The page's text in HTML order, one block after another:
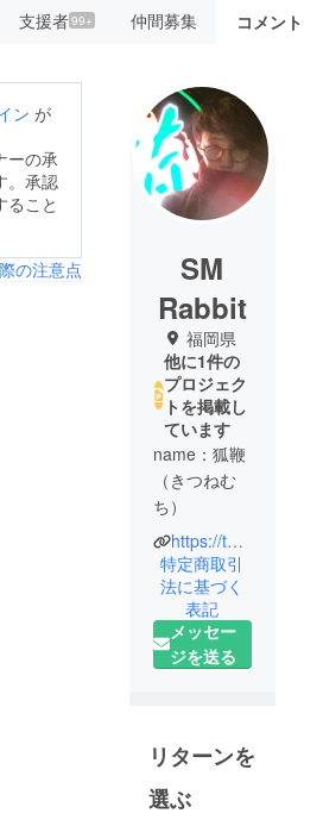
支援者99+ 仲間募集 コメント
ン が
ーの承
。承認
ること
の注意点
SM
Rabbit
福岡県
他に1件の
プロジェク
トを掲載し
ています
name：狐鞭
（きつねむ
ち）
ボードゲー
ム製作レー
ベル【SM
Rabbit】代
表。
ザイン・制
作・広報を
担当。レー
https://twitter.com/SMRabbit001
特定商取引
法に基づく
表記
メッセー
ジを送る
リターンを
選ぶ